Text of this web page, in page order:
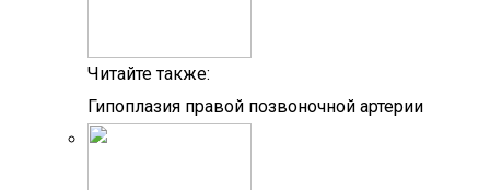
Читайте также:
Гипоплазия правой позвоночной артерии